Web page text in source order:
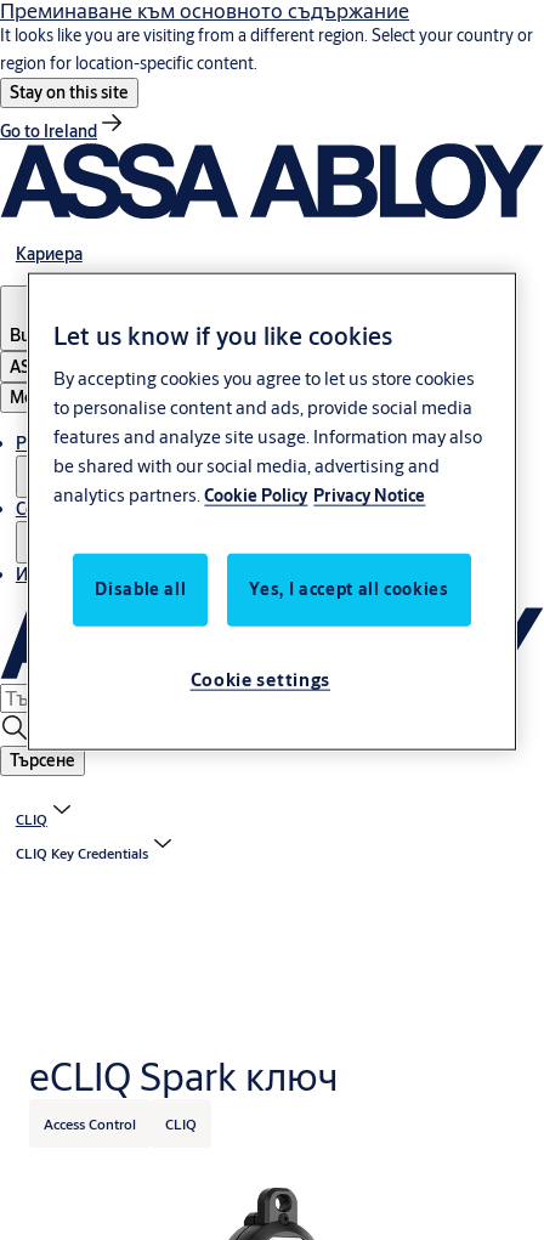
Преминаване към основното съдържание
It looks like you are visiting from a different region. Select your country or
region for location-specific content.
Stay on this site
Go to Ireland
Кариера
Bulgaria·български
ASSA ABLOY Group
Меню
Решения
Сервиз
Истории
Търсене
CLIQ
CLIQ Key Credentials
eCLIQ Spark ключ
Access Control CLIQ
Let us know if you like cookies
By accepting cookies you agree to let us store cookies
to personalise content and ads, provide social media
features and analyze site usage. Information may also
be shared with our social media, advertising and
analytics partners.Cookie Policy Privacy Notice
Disable all Yes, I accept all cookies
Cookie settings